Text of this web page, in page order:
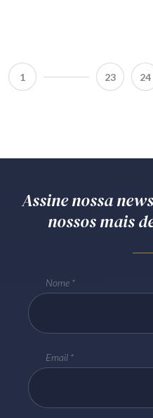
1 23 24
Assine nossa
nossos mais
Nome
Email